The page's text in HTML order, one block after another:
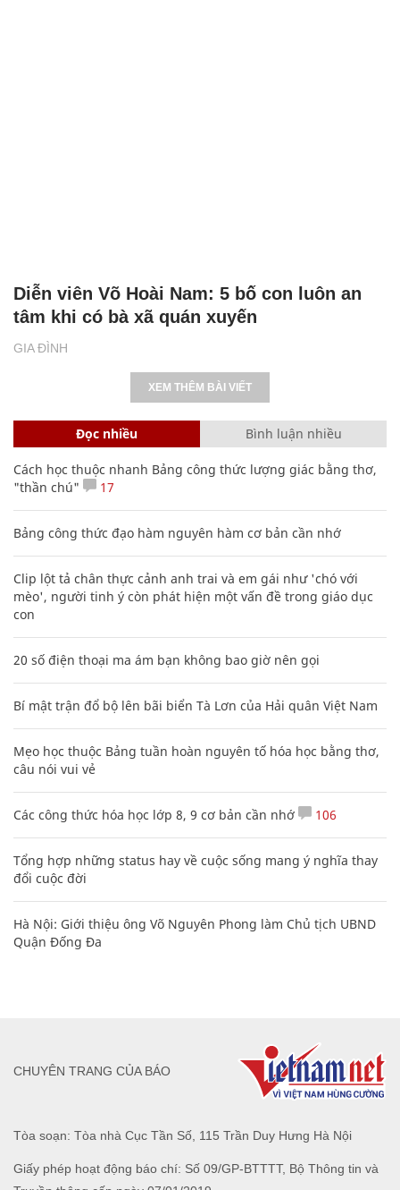
GIA ĐÌNH
Diễn viên Võ Hoài Nam: 5 bố con luôn an
tâm khi có bà xã quán xuyến
XEM THÊM BÀI VIẾT
Đọc nhiều Bình luận nhiều
Cách học thuộc nhanh Bảng công thức lượng giác bằng thơ,
"thần chú"
17
Bảng công thức đạo hàm nguyên hàm cơ bản cần nhớ
Clip lột tả chân thực cảnh anh trai và em gái như 'chó với
mèo', người tinh ý còn phát hiện một vấn đề trong giáo dục
con
20 số điện thoại ma ám bạn không bao giờ nên gọi
Bí mật trận đổ bộ lên bãi biển Tà Lơn của Hải quân Việt Nam
Mẹo học thuộc Bảng tuần hoàn nguyên tố hóa học bằng thơ,
câu nói vui vẻ
Các công thức hóa học lớp 8, 9 cơ bản cần nhớ 106
Tổng hợp những status hay về cuộc sống mang ý nghĩa thay
đổi cuộc đời
Hà Nội: Giới thiệu ông Võ Nguyên Phong làm Chủ tịch UBND
Quận Đống Đa
Tòa soạn: Tòa nhà Cục Tần Số, 115 Trần Duy Hưng Hà Nội
Giấy phép hoạt động báo chí: Số 09/GP-BTTTT, Bộ Thông tin và
CHUYÊN TRANG CỦA BÁO